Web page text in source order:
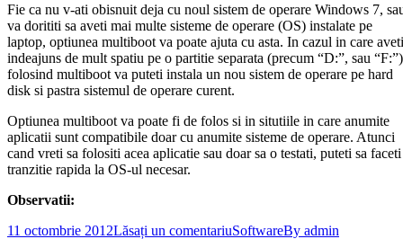
Fie ca nu v-ati obisnuit deja cu noul sistem de operare Windows 7,
va dorititi sa aveti mai multe sisteme de operare (OS) instalate pe
laptop, optiunea multiboot va poate ajuta cu asta. In cazul in care aveti
indeajuns de mult spatiu pe o partitie separata (precum “D:”, sau
folosind multiboot va puteti instala un nou sistem de operare pe hard
disk si pastra sistemul de operare curent.
Optiunea multiboot va poate fi de folos si in situtiile in care anumite
aplicatii sunt compatibile doar cu anumite sisteme de operare. Atunci
cand vreti sa folositi acea aplicatie sau doar sa o testati, puteti sa
tranzitie rapida la OS-ul necesar.
Observatii:
11 octombrie 2012Lăsați un comentariuSoftwareBy admin